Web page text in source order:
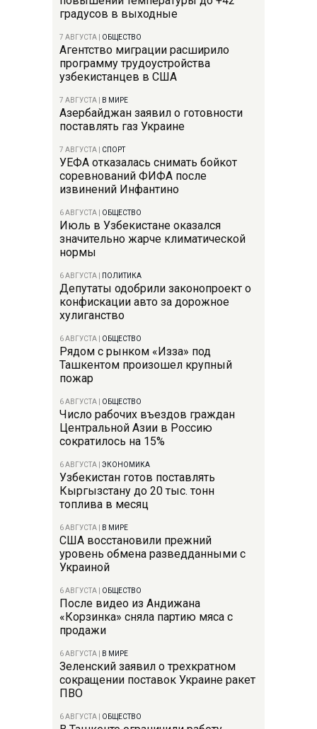
градусов в выходные
7 АВГУСТА ОБЩЕСТВО
Агентство миграции расширило
программу трудоустройства
узбекистанцев в США
7 АВГУСТА В МИРЕ
Азербайджан заявил о готовности
поставлять газ Украине
7 АВГУСТА СПОРТ
УЕФА отказалась снимать бойкот
соревнований ФИФА после
извинений Инфантино
6 АВГУСТА ОБЩЕСТВО
Июль в Узбекистане оказался
значительно жарче климатической
нормы
6 АВГУСТА ПОЛИТИКА
Депутаты одобрили законопроект о
конфискации авто за дорожное
хулиганство
6 АВГУСТА ОБЩЕСТВО
Рядом с рынком «Изза» под
Ташкентом произошел крупный
пожар
6 АВГУСТА ОБЩЕСТВО
Число рабочих въездов граждан
Центральной Азии в Россию
сократилось на 15%
6 АВГУСТА ЭКОНОМИКА
Узбекистан готов поставлять
Кыргызстану до 20 тыс. тонн
топлива в месяц
6 АВГУСТА В МИРЕ
США восстановили прежний
уровень обмена разведданными с
Украиной
6 АВГУСТА ОБЩЕСТВО
После видео из Андижана
«Корзинка» сняла партию мяса с
продажи
6 АВГУСТА В МИРЕ
Зеленский заявил о трехкратном
сокращении поставок Украине ракет
ПВО
6 АВГУСТА ОБЩЕСТВО